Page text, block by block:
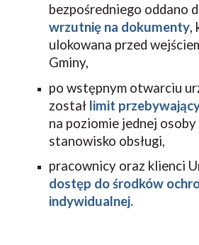
wrzutnię na dokumenty,
ulokowana przed
Gminy,
po wstępnym otwarciu
został limit
na poziomie jednej osoby
stanowisko obsługi,
pracownicy oraz klienci
dostęp do środków
indywidualnej.